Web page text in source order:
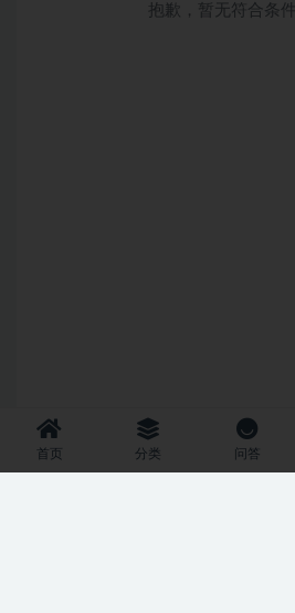
抱歉，暂无符合条
首页 分类 问答